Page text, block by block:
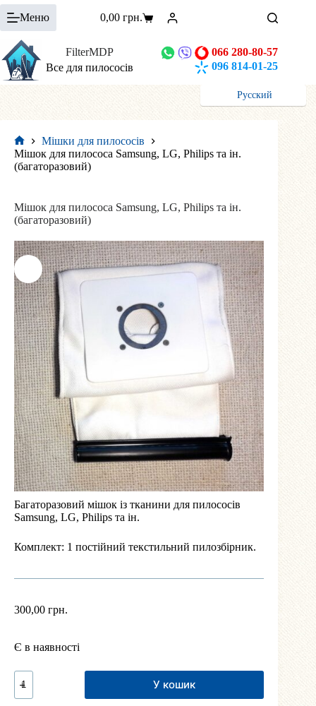
Перейти
до
вмісту
Меню Кошик
0,00грн.
FilterMDP
Все для пилососів
066 280-80-57
096 814-01-25
Русский
Головна
Мішки для пилососів
Мішок для пилососа Samsung, LG, Philips та ін.
(багаторазовий)
Мішок для пилососа Samsung, LG, Philips та ін.
(багаторазовий)
Багаторазовий мішок із тканини для пилососів
Samsung, LG, Philips та ін.
Комплект: 1 постійний текстильний пилозбірник.
300,00 грн.
Є в наявності
Мішок
для
пилососа
У кошик